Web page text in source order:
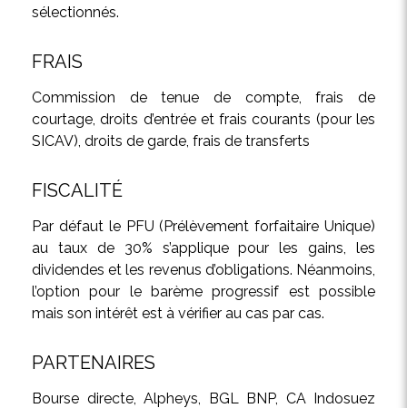
sélectionnés.
FRAIS
Commission de tenue de compte, frais de
courtage, droits d’entrée et frais courants (pour les
SICAV), droits de garde, frais de transferts
FISCALITÉ
Par défaut le PFU (Prélèvement forfaitaire Unique)
au taux de 30% s’applique pour les gains, les
dividendes et les revenus d’obligations. Néanmoins,
l’option pour le barème progressif est possible
mais son intérêt est à vérifier au cas par cas.
PARTENAIRES
Bourse directe, Alpheys, BGL BNP, CA Indosuez